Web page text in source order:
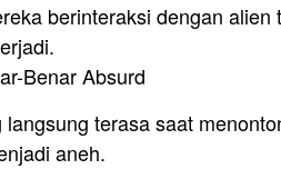
berinteraksi dengan
Benar Absurd
terasa saat
aneh.